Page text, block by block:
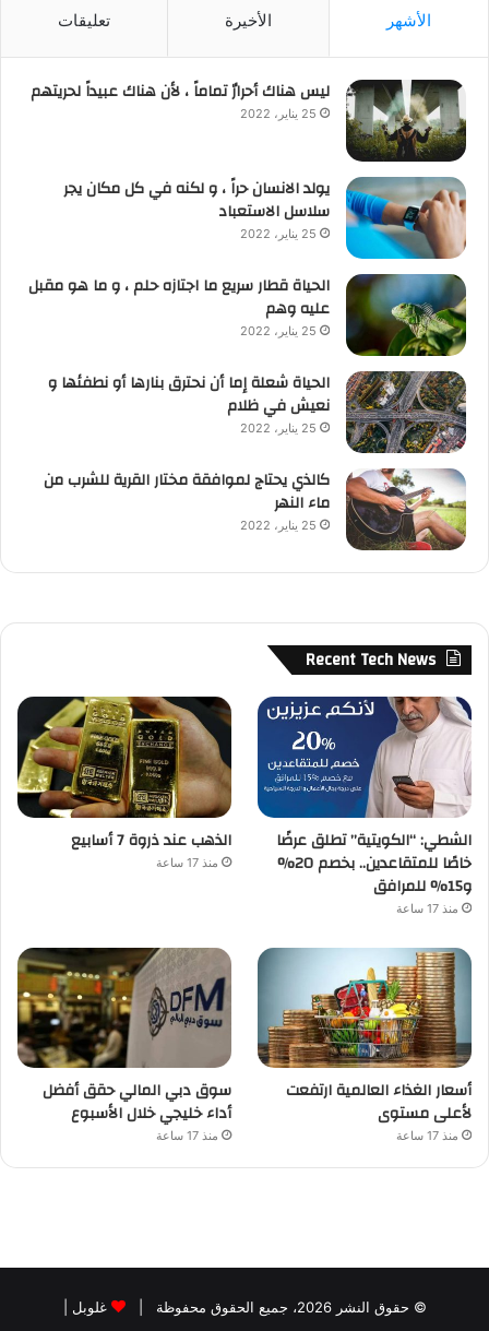
الأشهر الأخيرة تعليقات
ليس هناك أحرارٌ تماماً ، لأن هناك عبيداً لحريتهم
25 يناير، 2022
يولد الانسان حراً ، و لكنه في كل مكان يجر
سلاسل الاستعباد
25 يناير، 2022
الحياة قطار سريع ما اجتازه حلم ، و ما هو مقبل
عليه وهم
25 يناير، 2022
الحياة شعلة إما أن نحترق بنارها أو نطفئها و
نعيش في ظلام
25 يناير، 2022
كالذي يحتاج لموافقة مختار القرية للشرب من
ماء النهر
25 يناير، 2022
Recent Tech News
الشطي: “الكويتية” تطلق عرضًا
خاصًا للمتقاعدين.. بخصم 20%
و15% للمرافق
منذ 17 ساعة
الذهب عند ذروة 7 أسابيع
منذ 17 ساعة
أسعار الغذاء العالمية ارتفعت
لأعلى مستوى
منذ 17 ساعة
سوق دبي المالي حقق أفضل
أداء خليجي خلال الأسبوع
منذ 17 ساعة
© حقوق النشر 2026، جميع الحقوق محفوظة | غلوبل